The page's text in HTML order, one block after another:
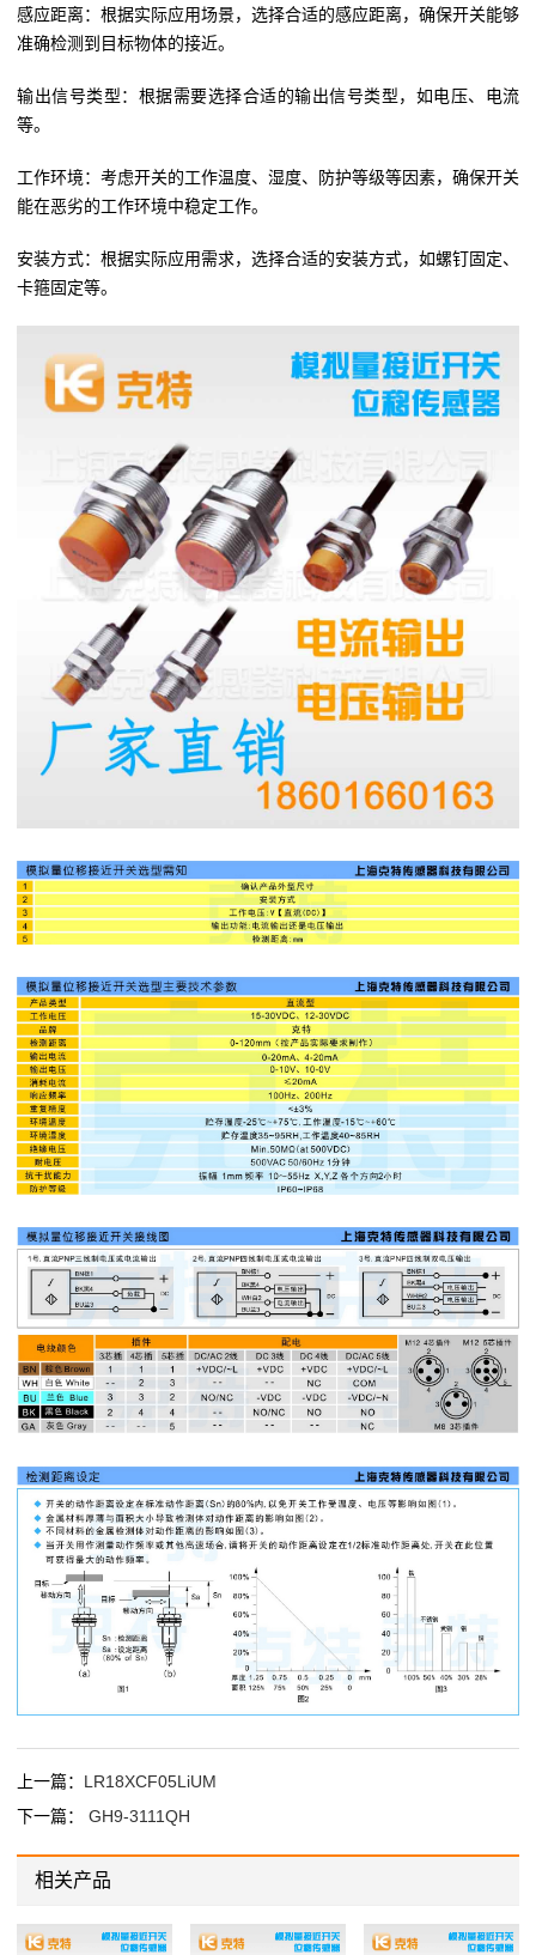
感应距离：根据实际应用场景，选择合适的感应距离，确保开关能够
准确检测到目标物体的接近。
输出信号类型：根据需要选择合适的输出信号类型，如电压、电流
等。
工作环境：考虑开关的工作温度、湿度、防护等级等因素，确保开关
能在恶劣的工作环境中稳定工作。
安装方式：根据实际应用需求，选择合适的安装方式，如螺钉固定、
卡箍固定等。
上一篇： LR18XCF05LiUM
下一篇： GH9-3111QH
相关产品